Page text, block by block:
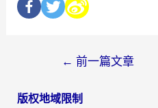
← 前一篇文章
版权地域限制